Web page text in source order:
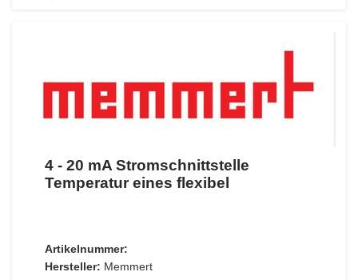
4 - 20 mA Stromschnittstelle
Temperatur eines flexibel
Artikelnummer:
Hersteller: Memmert